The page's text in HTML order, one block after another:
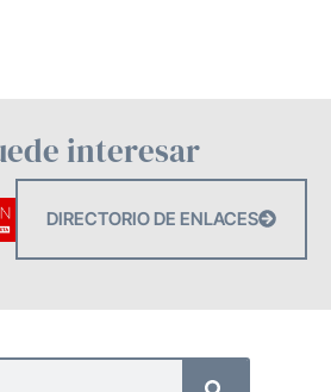
interesar
DIRECTORIO DE ENLACES